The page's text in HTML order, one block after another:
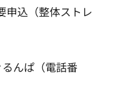
込（整体ストレ
んぱ（電話番